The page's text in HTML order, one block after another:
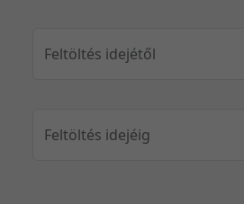
Feltöltés idejétől
Feltöltés idejéig